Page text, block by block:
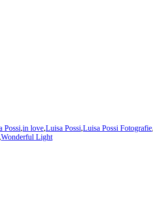
Possi,in love,Luisa Possi,Luisa Possi Fotografie
,Wonderful Light